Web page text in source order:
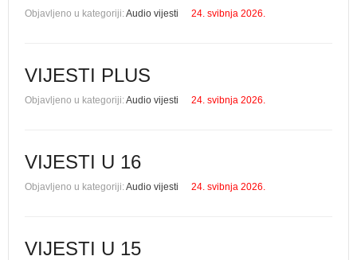
Objavljeno u kategoriji:Audio vijesti 24. svibnja 2026.
VIJESTI PLUS
Objavljeno u kategoriji:Audio vijesti 24. svibnja 2026.
VIJESTI U 16
Objavljeno u kategoriji:Audio vijesti 24. svibnja 2026.
VIJESTI U 15